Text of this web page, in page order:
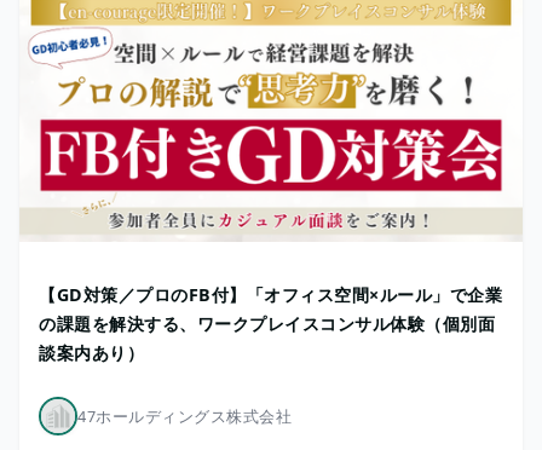
【GD対策／プロのFB付】「オフィス空間×ルール」で企業
の課題を解決する、ワークプレイスコンサル体験（個別面
談案内あり）
47ホールディングス株式会社